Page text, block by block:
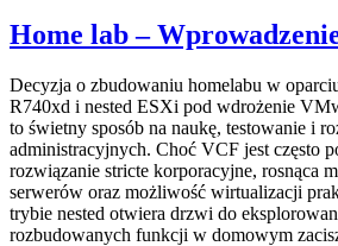
Home lab –
Decyzja o zbudowaniu homelabu w
R740xd i nested ESXi pod wdrożenie
to świetny sposób na naukę, testowanie i
administracyjnych. Choć VCF jest często
rozwiązanie stricte korporacyjne, rosnąca
serwerów oraz możliwość wirtualizacji
trybie nested otwiera drzwi do
rozbudowanych funkcji w domowym